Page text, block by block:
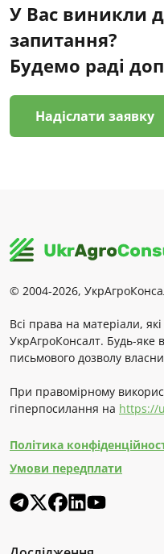
У Вас виникли
запитання?
Будемо раді
Надіслати заявку
© 2004-2026,
Всі права на матеріали,
УкрАгроКонсалт. Будь-яке
письмового дозволу
При правомірному
гіперпосилання на https://
Політика
Умови передплати